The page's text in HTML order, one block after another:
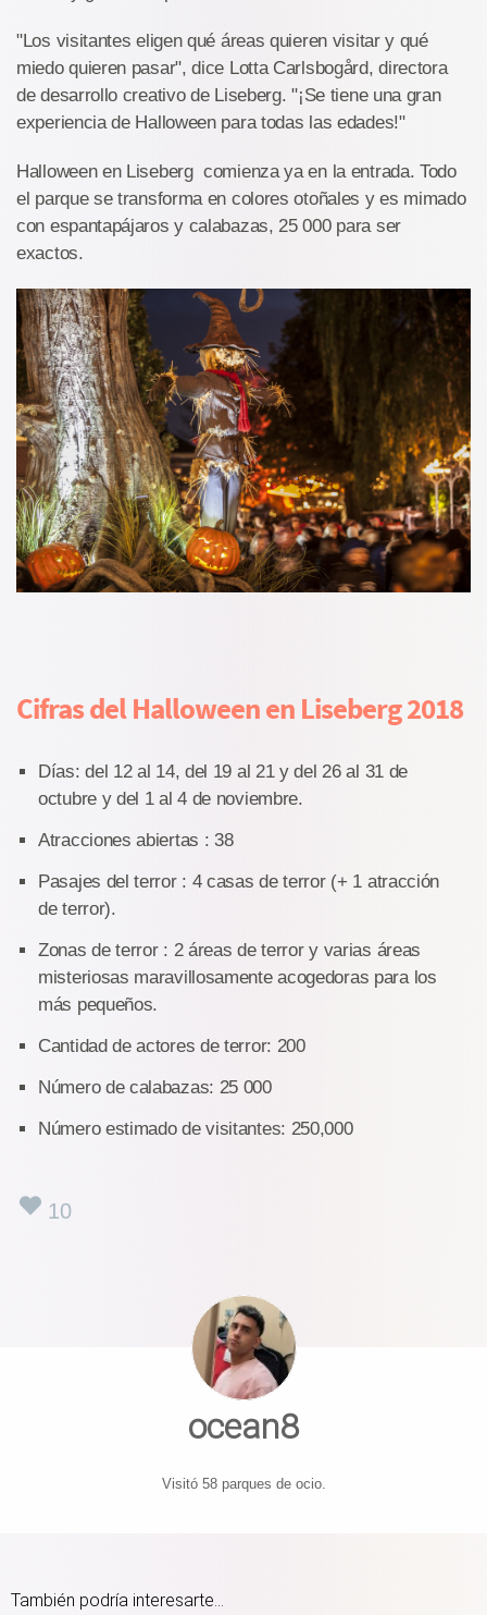
"Los visitantes eligen qué áreas quieren visitar y qué
miedo quieren pasar", dice Lotta Carlsbogård, directora
de desarrollo creativo de Liseberg. "¡Se tiene una gran
experiencia de Halloween para todas las edades!"
Halloween en Liseberg comienza ya en la entrada. Todo
el parque se transforma en colores otoñales y es mimado
con espantapájaros y calabazas, 25 000 para ser
exactos.
Cifras del Halloween en Liseberg 2018
Días: del 12 al 14, del 19 al 21 y del 26 al 31 de
octubre y del 1 al 4 de noviembre.
Atracciones abiertas : 38
Pasajes del terror : 4 casas de terror (+ 1 atracción
de terror).
Zonas de terror : 2 áreas de terror y varias áreas
misteriosas maravillosamente acogedoras para los
más pequeños.
Cantidad de actores de terror: 200
Número de calabazas: 25 000
Número estimado de visitantes: 250,000
10
ocean8
Visitó 58 parques de ocio.
También podría interesarte...